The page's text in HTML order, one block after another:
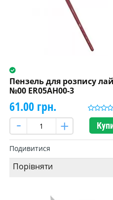
Пензель для розпису
№00 ER05AH00-3
61.00 грн.
Подивитися
Порівняти